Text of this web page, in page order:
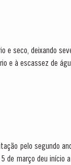
seco, deixando
pelo segundo
março deu início